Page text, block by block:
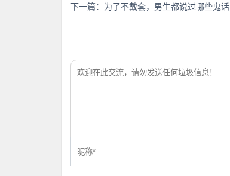
下一篇： 为了不戴套，男生都说过哪些鬼话